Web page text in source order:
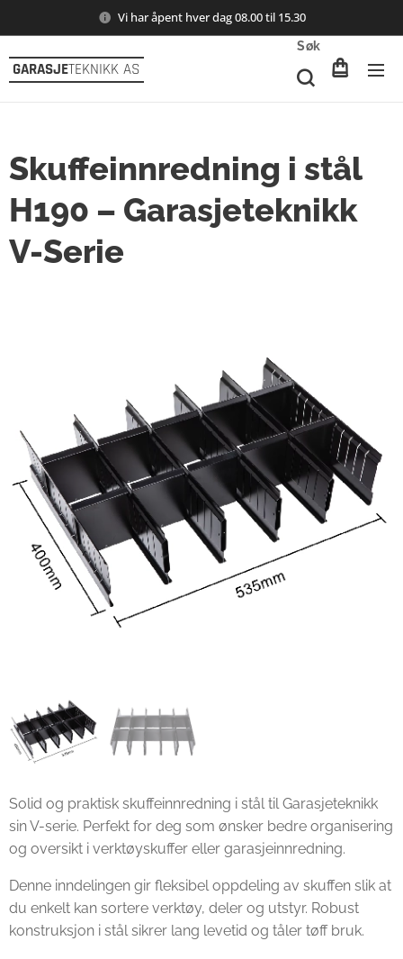
Vi har åpent hver dag 08.00 til 15.30
GARASJETEKNIKK AS
Søk
Skuffeinnredning i stål
H190 – Garasjeteknikk
V-Serie
Solid og praktisk skuffeinnredning i stål til Garasjeteknikk
sin V-serie. Perfekt for deg som ønsker bedre organisering
og oversikt i verktøyskuffer eller garasjeinnredning.
Denne inndelingen gir fleksibel oppdeling av skuffen slik at
du enkelt kan sortere verktøy, deler og utstyr. Robust
konstruksjon i stål sikrer lang levetid og tåler tøff bruk.